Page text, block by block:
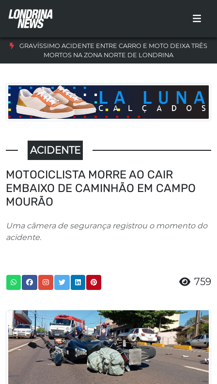
GRAVÍSSIMO ACIDENTE ENTRE CARRO E MOTO DEIXA TRÊS
MORTOS NA ZONA NORTE DE LONDRINA
ACIDENTE
MOTOCICLISTA MORRE AO CAIR
EMBAIXO DE CAMINHÃO EM CAMPO
MOURÃO
Uma câmera de segurança registrou o momento do
acidente.
759